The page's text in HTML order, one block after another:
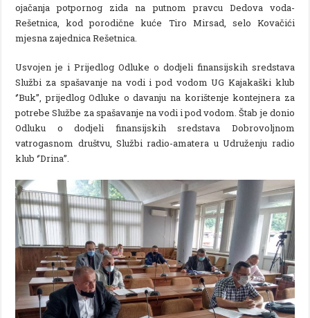
ojačanja potpornog zida na putnom pravcu Dedova voda-
Rešetnica, kod porodične kuće Tiro Mirsad, selo Kovačići
mjesna zajednica Rešetnica.
Usvojen je i Prijedlog Odluke o dodjeli finansijskih sredstava
Službi za spašavanje na vodi i pod vodom UG Kajakaški klub
‘’Buk’’, prijedlog Odluke o davanju na korištenje kontejnera za
potrebe Službe za spašavanje na vodi i pod vodom. Štab je donio
Odluku o dodjeli finansijskih sredstava Dobrovoljnom
vatrogasnom društvu, Službi radio-amatera u Udruženju radio
klub ‘’Drina’’.